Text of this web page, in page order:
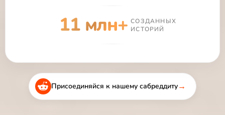
11 млн+ СОЗДАННЫХ
ИСТОРИЙ
Присоединяйся к нашему сабреддиту→